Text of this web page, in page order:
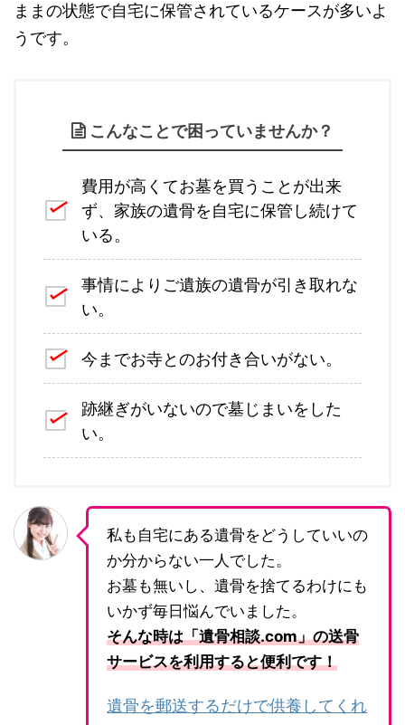
ままの状態で自宅に保管されているケースが多いよ
うです。
こんなことで困っていませんか？
費用が高くてお墓を買うことが出来
ず、家族の遺骨を自宅に保管し続けて
いる。
事情によりご遺族の遺骨が引き取れな
い。
今までお寺とのお付き合いがない。
跡継ぎがいないので墓じまいをした
い。
私も自宅にある遺骨をどうしていいの
か分からない一人でした。
お墓も無いし、遺骨を捨てるわけにも
いかず毎日悩んでいました。
そんな時は「遺骨相談.com」の送骨
サービスを利用すると便利です！
遺骨を郵送するだけで供養してくれ